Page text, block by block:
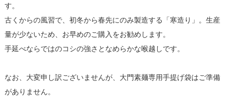
す。
古くからの風習で、初冬から春先にのみ製造する「寒造り」。生産
量が少ないため、お早めのご購入をお勧めします。
手延べならではのコシの強さとなめらかな喉越しです。
なお、大変申し訳ございませんが、大門素麺専用手提げ袋はご準備
がありません。